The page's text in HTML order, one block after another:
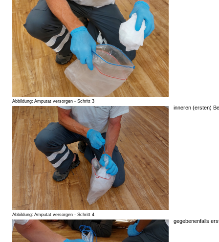
Abbildung: Amputat versorgen - Schritt 3
Abbildung: Amputat versorgen - Schritt 4
inneren (ersten)
gegebenenfalls